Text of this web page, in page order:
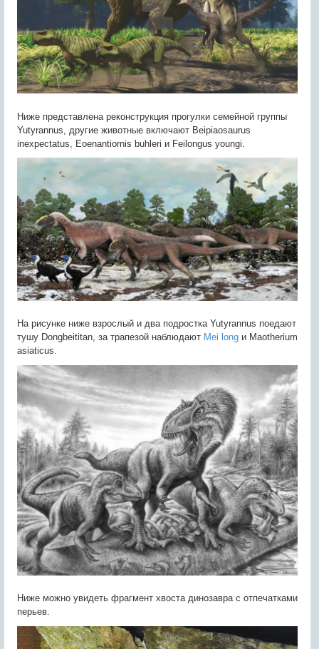
Ниже представлена реконструкция прогулки семейной группы
Yutyrannus, другие животные включают Beipiaosaurus
inexpectatus, Eoenantiornis buhleri и Feilongus youngi.
На рисунке ниже взрослый и два подростка Yutyrannus поедают
тушу Dongbeititan, за трапезой наблюдают Mei long и Maotherium
asiaticus.
Ниже можно увидеть фрагмент хвоста динозавра с отпечатками
перьев.